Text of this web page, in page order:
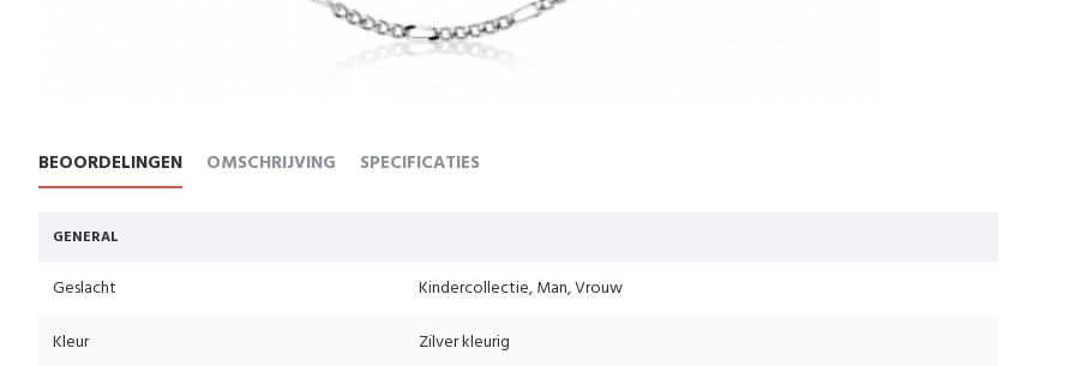
BEOORDELINGEN OMSCHRIJVING SPECIFICATIES
GENERAL
Geslacht Kindercollectie, Man, Vrouw
Kleur Zilver kleurig